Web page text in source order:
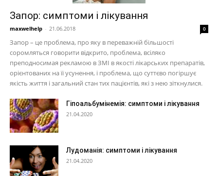
Запор: симптоми і лікування
maxwelhelp - 21.06.2018 0
Запор – це проблема, про яку в переважній більшості
соромляться говорити відкрито, проблема, всіляко
преподносимая рекламою в ЗМІ в якості лікарських препаратів,
орієнтованих на її усунення, і проблема, що суттєво погіршує
якість життя і загальний стан тих пацієнтів, які з нею зіткнулися.
Гіпоальбумінемія: симптоми і лікування
21.04.2020
Лудоманія: симптоми і лікування
21.04.2020